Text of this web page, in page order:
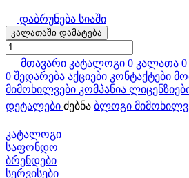
დაბრუნება სიაში
კალათაში დამატება
მთავარი კატალოგი 0 კალათა 0
0 შედარება აქციები კონტაქტები
მიმოხილვები კომპანია
დეტალები ძებნა ბლოგი
კატალოგი
საფონდო
ბრენდები
სერვისები